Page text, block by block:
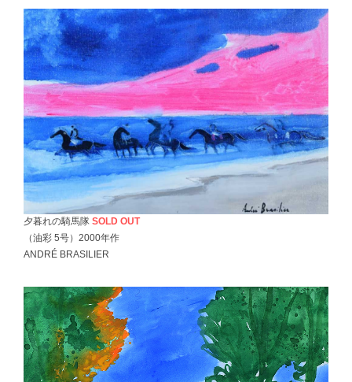
夕暮れの騎馬隊 SOLD OUT
（油彩 5号）2000年作
ANDRÉ BRASILIER